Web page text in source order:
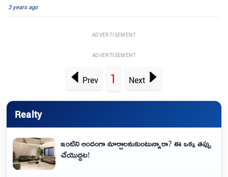
3 years ago
ADVERTISEMENT
ADVERTISEMENT
Prev 1 Next
Realty
ఇంటిని అందంగా మార్చాలనుకుంటున్నారా? ఈ ఒక్క తప్పు
చేయొద్దట!